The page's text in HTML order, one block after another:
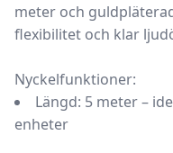
meter och
flexibilitet och klar
Nyckelfunktioner:
Längd: 5 meter –
enheter